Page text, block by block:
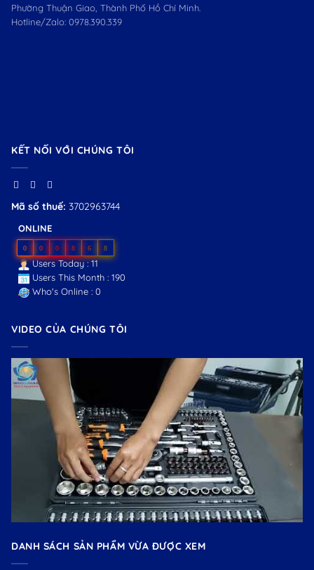
Phường Thuận Giao, Thành Phố Hồ Chí Minh.
Hotline/Zalo: 0978.390.339
KẾT NỐI VỚI CHÚNG TÔI
Mã số thuế: 3702963744
ONLINE
0 0 0 8 6 8
Users Today : 11
Users This Month : 190
Who's Online : 0
VIDEO CỦA CHÚNG TÔI
DANH SÁCH SẢN PHẨM VỪA ĐƯỢC XEM